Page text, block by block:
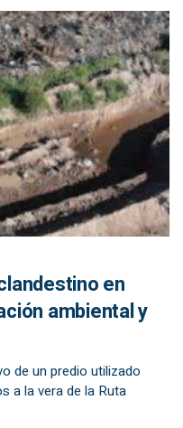
en
ambiental y
de un predio utilizado
a la vera de la Ruta